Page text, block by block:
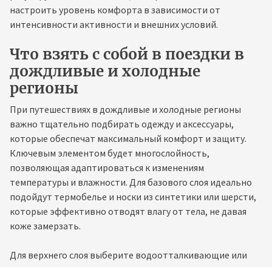
настроить уровень комфорта в зависимости от
интенсивности активности и внешних условий.
Что взять с собой в поездки в
дождливые и холодные
регионы
При путешествиях в дождливые и холодные регионы
важно тщательно подбирать одежду и аксессуары,
которые обеспечат максимальный комфорт и защиту.
Ключевым элементом будет многослойность,
позволяющая адаптироваться к изменениям
температуры и влажности. Для базового слоя идеально
подойдут термобелье и носки из синтетики или шерсти,
которые эффективно отводят влагу от тела, не давая
коже замерзать.
Для верхнего слоя выберите водоотталкивающие или